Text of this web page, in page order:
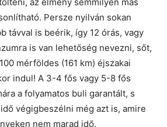
Persze nyilván sokan
távval is beérik, így 12 órás, vagy
is van lehetőség nevezni, sőt,
mérföldes (161 km) éjszakai
indul! A 3-4 fős vagy 5-8 fős
a folyamatos buli garantált, s
végigbeszélni még azt is, amire
nem marad idő.